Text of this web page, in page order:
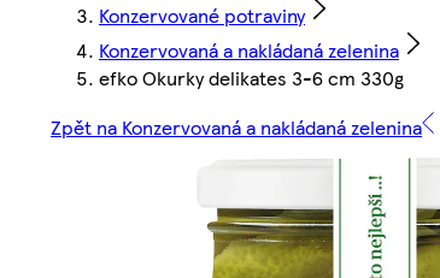
Konzervované potraviny
Konzervovaná a nakládaná zelenina
efko Okurky delikates 3-6 cm 330g
Zpět na Konzervovaná a nakládaná zelenina